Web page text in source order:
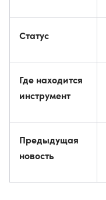
Статус
Где находится
инструмент
Предыдущая
новость